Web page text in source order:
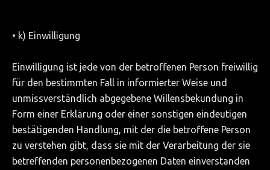
• k) Einwilligung
Einwilligung ist jede von der betroffenen Person freiwillig
für den bestimmten Fall in informierter Weise und
unmissverständlich abgegebene Willensbekundung in
Form einer Erklärung oder einer sonstigen eindeutigen
bestätigenden Handlung, mit der die betroffene Person
zu verstehen gibt, dass sie mit der Verarbeitung der sie
betreffenden personenbezogenen Daten einverstanden